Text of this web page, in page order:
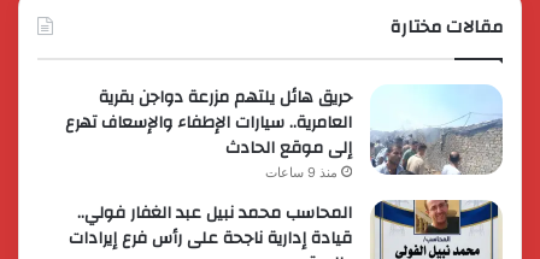
مقالات مختارة
حريق هائل يلتهم مزرعة دواجن بقرية
العامرية.. سيارات الإطفاء والإسعاف تهرع
إلى موقع الحادث
منذ 9 ساعات
المحاسب محمد نبيل عبد الغفار فولي..
قيادة إدارية ناجحة على رأس فرع إيرادات